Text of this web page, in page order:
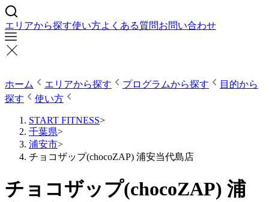
エリアから探す使い方よくある質問お問い合わせ
ホーム エリアから探す プログラムから探す
目的から
探す
使い方
START FITNESS>
千葉県>
浦安市>
チョコザップ(chocoZAP) 浦安当代島店
チョコザップ(chocoZAP) 浦